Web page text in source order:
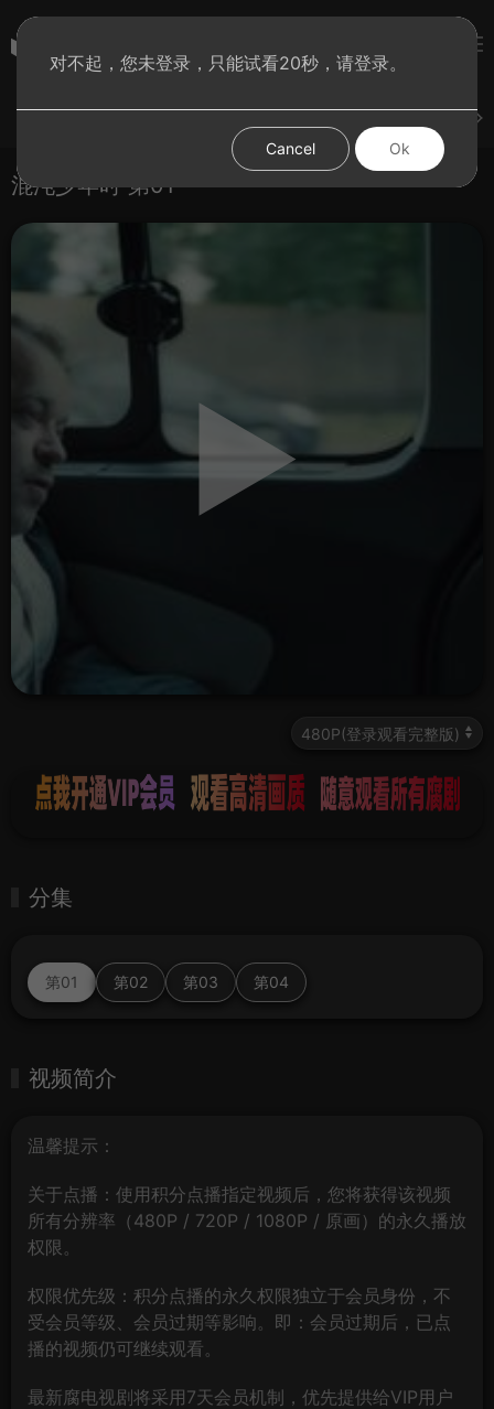
混沌少年时 第01
分集
第01 第02 第03 第04
视频简介
温馨提示：
关于点播：使用积分点播指定视频后，您将获得该视频
所有分辨率（480P / 720P / 1080P / 原画）的永久播放
权限。
权限优先级：积分点播的永久权限独立于会员身份，不
受会员等级、会员过期等影响。即：会员过期后，已点
播的视频仍可继续观看。
最新腐电视剧将采用7天会员机制，优先提供给VIP用户
对不起，您未登录，只能试看20秒，请登录。
Cancel Ok